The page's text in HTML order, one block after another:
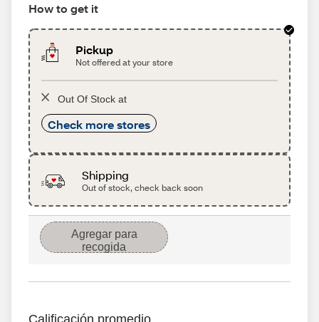
How to get it
Pickup
Not offered at your store
Out Of Stock at
Check more stores
Shipping
Out of stock, check back soon
Agregar para
recogida
Calificación promedio